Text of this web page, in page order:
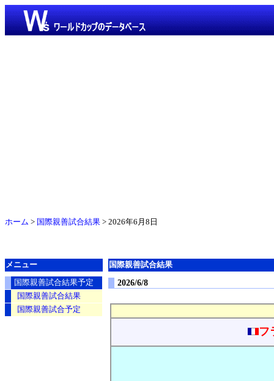
ホーム > 国際親善試合結果 > 2026年6月8日
国際親善試合結果
2026/6/8
フ
メニュー
国際親善試合結果予定
国際親善試合結果
国際親善試合予定